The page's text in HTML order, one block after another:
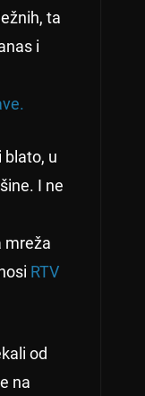
ta
i
blato, u
I ne
mreža
RTV
od
na